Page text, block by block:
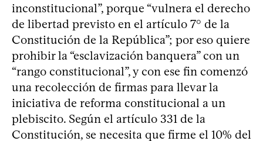
inconstitucional”, porque “vulnera el derecho
de libertad previsto en el artículo 7° de la
Constitución de la República”; por eso quiere
prohibir la “esclavización banquera” con un
“rango constitucional”, y con ese fin comenzó
una recolección de firmas para llevar la
iniciativa de reforma constitucional a un
plebiscito. Según el artículo 331 de la
Constitución, se necesita que firme el 10% del